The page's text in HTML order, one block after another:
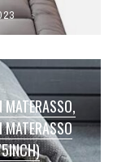
MATERASSO